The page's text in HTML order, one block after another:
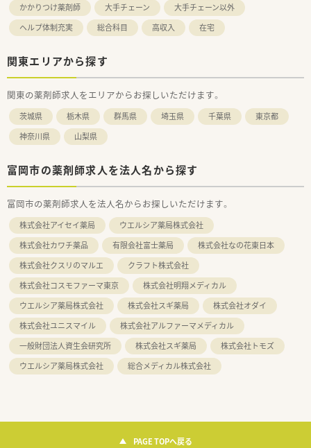
かかりつけ薬剤師
大手チェーン
大手チェーン以外
ヘルプ体制充実
総合科目 高収入 在宅
関東エリアから探す
関東の薬剤師求人をエリアからお探しいただけます。
茨城県 栃木県 群馬県 埼玉県 千葉県
東京都
神奈川県
山梨県
富岡市の薬剤師求人を法人名から探す
富岡市の薬剤師求人を法人名からお探しいただけます。
株式会社アイセイ薬局
ウエルシア薬局株式会社
株式会社カワチ薬品
有限会社富士薬局
株式会社なの花東日本
株式会社クスリのマルエ
クラフト株式会社
株式会社コスモファーマ東京
株式会社明翔メディカル
ウエルシア薬局株式会社
株式会社スギ薬局
株式会社オダイ
株式会社ユニスマイル
株式会社アルファーマメディカル
一般財団法人資生会研究所
株式会社スギ薬局
株式会社トモズ
ウエルシア薬局株式会社
総合メディカル株式会社
PAGE TOPへ戻る